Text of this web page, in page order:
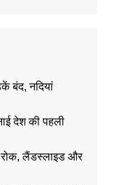
बंद, नदियां
देश की पहली
रोक, लैंडस्लाइड और